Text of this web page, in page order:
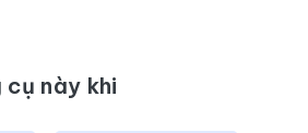
cụ này khi